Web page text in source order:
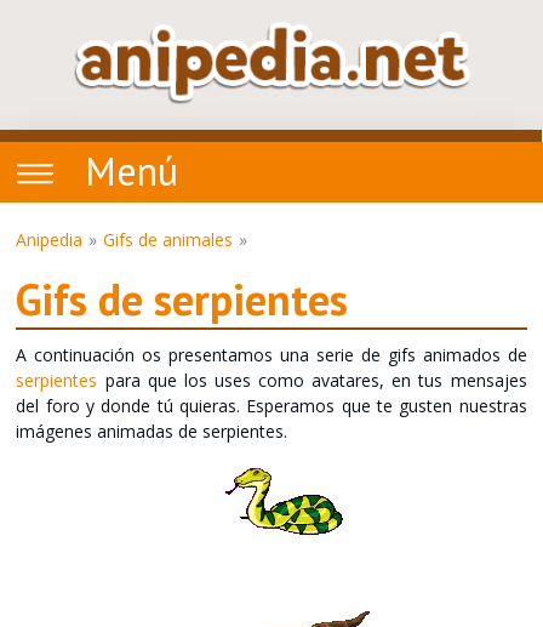
Menú
Anipedia Gifs de animales
Gifs de serpientes
A continuación os presentamos una serie de gifs animados de
serpientes para que los uses como avatares, en tus mensajes
del foro y donde tú quieras. Esperamos que te gusten nuestras
imágenes animadas de serpientes.